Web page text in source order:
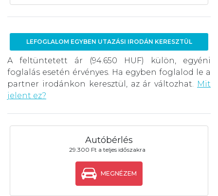
LEFOGLALOM EGYBEN UTAZÁSI IRODÁN KERESZTÜL
A feltüntetett ár (94.650 HUF) külön, egyéni
foglalás esetén érvényes. Ha egyben foglalod le a
partner irodánkon keresztül, az ár változhat. Mit
jelent ez?
Autóbérlés
29.300 Ft a teljes időszakra
MEGNÉZEM